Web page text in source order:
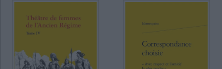
DISPONIBILITÉ
disponible (10993)
epuise (122)